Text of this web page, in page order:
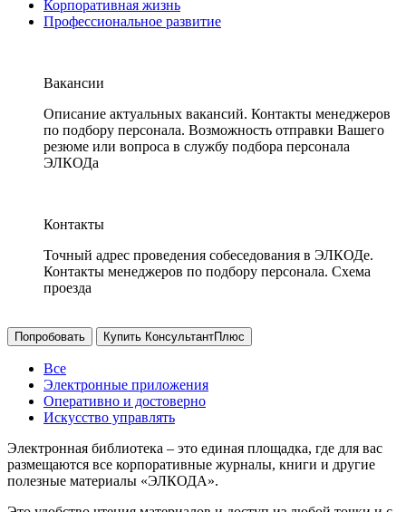
Корпоративная жизнь
Профессиональное развитие
Вакансии
Описание актуальных вакансий. Контакты менеджеров
по подбору персонала. Возможность отправки Вашего
резюме или вопроса в службу подбора персонала
ЭЛКОДа
Контакты
Точный адрес проведения собеседования в ЭЛКОДе.
Контакты менеджеров по подбору персонала. Схема
проезда
Попробовать Купить КонсультантПлюс
Все
Электронные приложения
Оперативно и достоверно
Искусство управлять
Электронная библиотека – это единая площадка, где для вас
размещаются все корпоративные журналы, книги и другие
полезные материалы «ЭЛКОДА».